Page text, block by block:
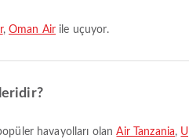
, Oman Air ile uçuyor.
havayolları olanAir Tanzania,